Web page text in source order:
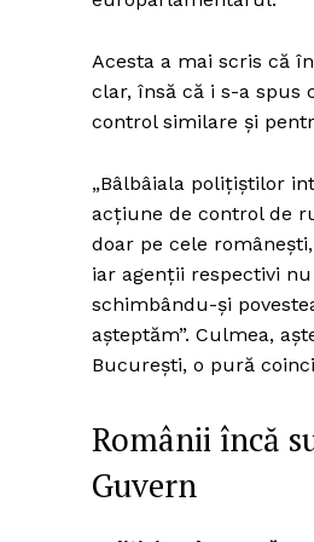
Acesta a mai scris că
clar, însă că i s-a spus
control similare și
„Bâlbâiala polițiștilor
acțiune de control de
doar pe cele
iar agenții respectivi
schimbându-și
așteptăm”. Culmea,
București, o pură
Românii încă
Guvern